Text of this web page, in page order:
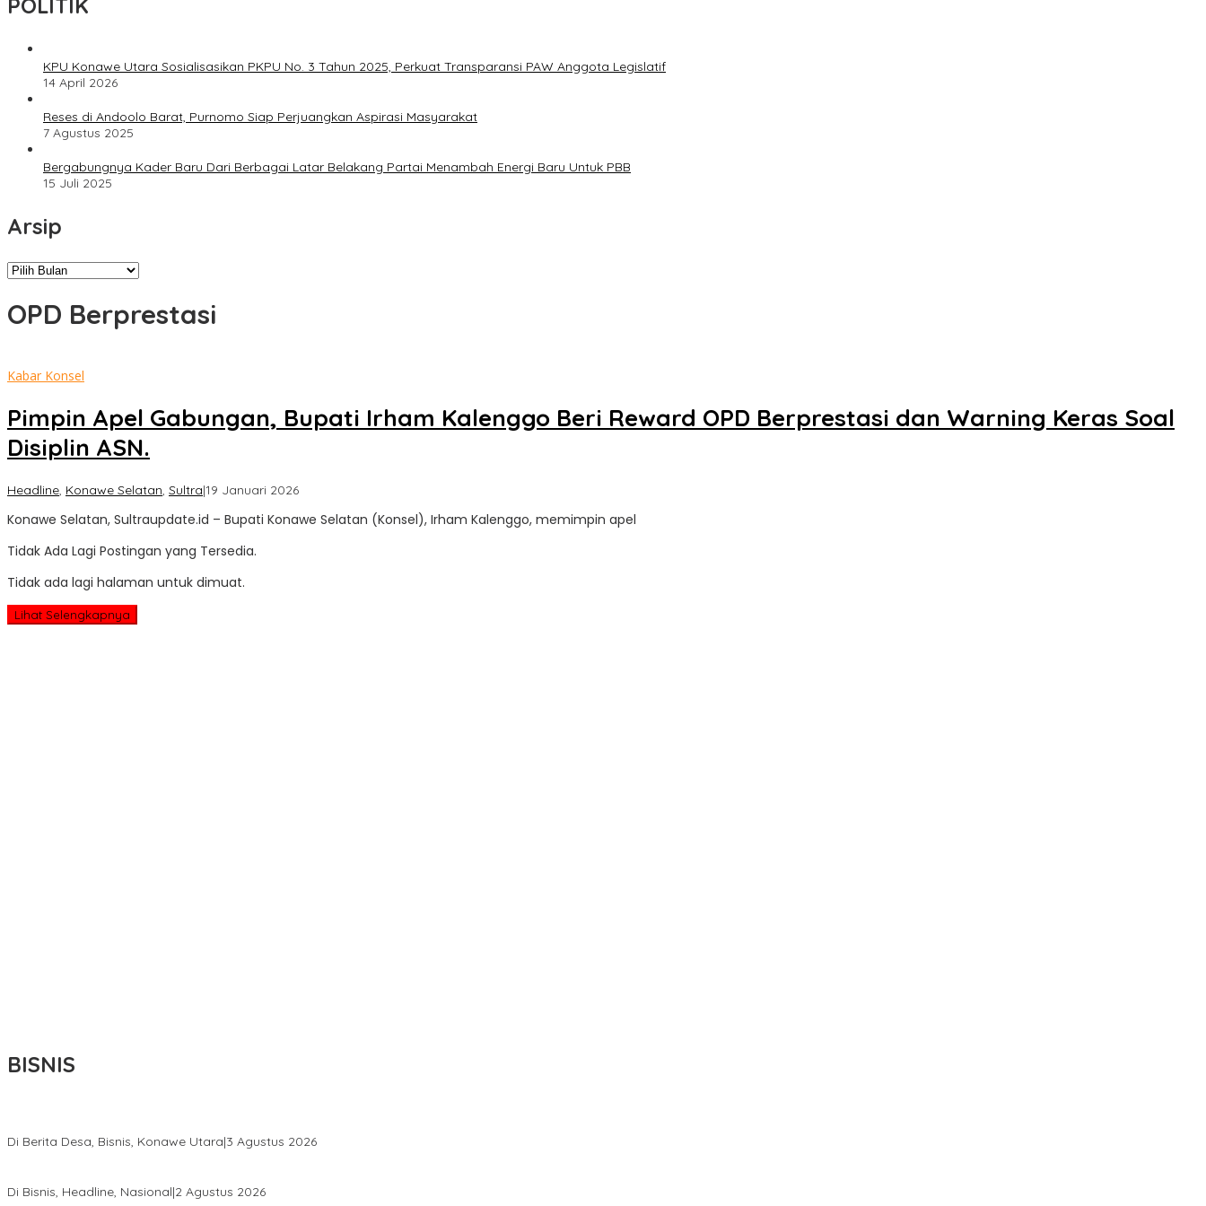
POLITIK
KPU Konawe Utara Sosialisasikan PKPU No. 3 Tahun 2025, Perkuat Transparansi PAW Anggota Legislatif
14 April 2026
Reses di Andoolo Barat, Purnomo Siap Perjuangkan Aspirasi Masyarakat
7 Agustus 2025
Bergabungnya Kader Baru Dari Berbagai Latar Belakang Partai Menambah Energi Baru Untuk PBB
15 Juli 2025
Arsip
Arsip
OPD Berprestasi
Kabar Konsel
Pimpin Apel Gabungan, Bupati Irham Kalenggo Beri Reward OPD Berprestasi dan Warning Keras Soal
Disiplin ASN.
Headline, Konawe Selatan, Sultra|19 Januari 2026oleh
Update
Konawe Selatan, Sultraupdate.id – Bupati Konawe Selatan (Konsel), Irham Kalenggo, memimpin apel
Tidak Ada Lagi Postingan yang Tersedia.
Tidak ada lagi halaman untuk dimuat.
Lihat Selengkapnya
BISNIS
Di Berita Desa, Bisnis, Konawe Utara|3 Agustus 2026
Di Bisnis, Headline, Nasional|2 Agustus 2026